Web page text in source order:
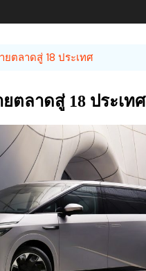
ยตลาดสู่ 18 ประเทศ
ตลาดสู่ 18 ประเทศ